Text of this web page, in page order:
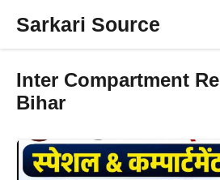
Sarkari Source
Inter Compartment
Bihar